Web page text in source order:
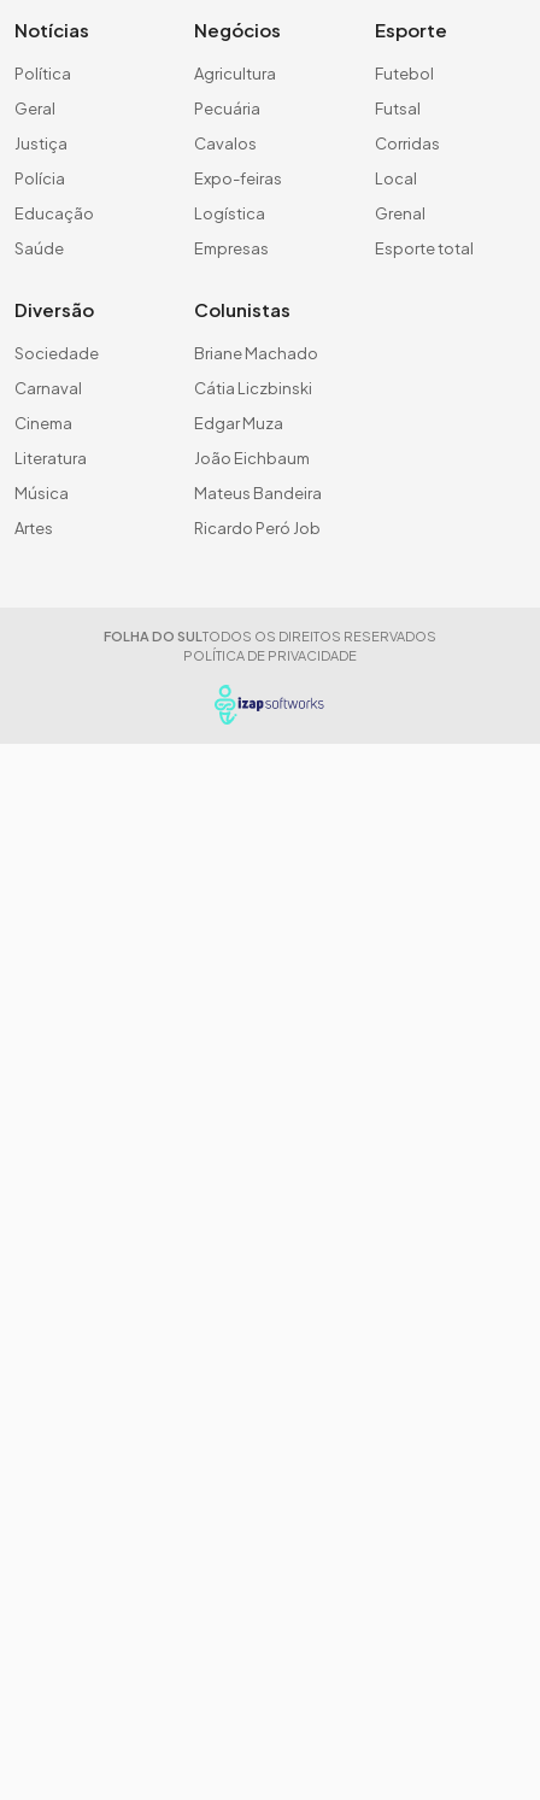
Notícias
Política
Geral
Justiça
Polícia
Educação
Saúde
Negócios
Agricultura
Pecuária
Cavalos
Expo-feiras
Logística
Empresas
Esporte
Futebol
Futsal
Corridas
Local
Grenal
Esporte total
Diversão
Sociedade
Carnaval
Cinema
Literatura
Música
Artes
Colunistas
Briane Machado
Cátia Liczbinski
Edgar Muza
João Eichbaum
Mateus Bandeira
Ricardo Peró Job
FOLHA DO SUL TODOS OS DIREITOS RESERVADOS
POLÍTICA DE PRIVACIDADE